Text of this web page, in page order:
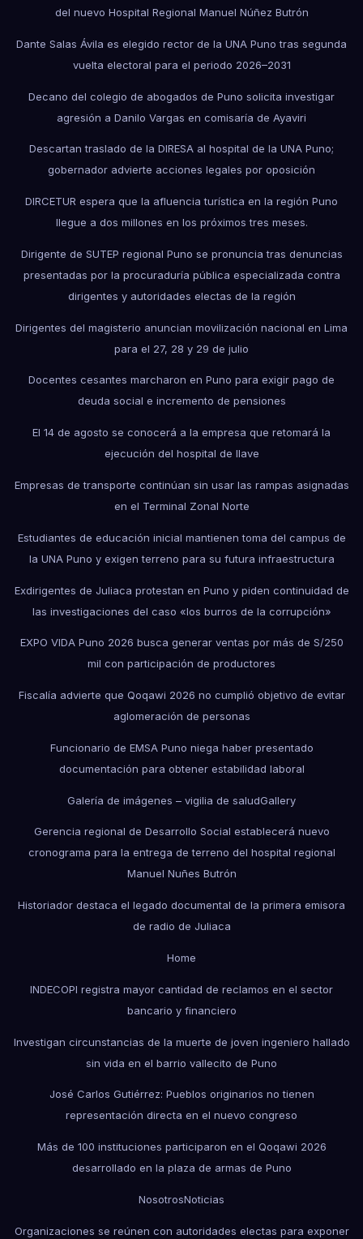
del nuevo Hospital Regional Manuel Núñez Butrón
Dante Salas Ávila es elegido rector de la UNA Puno tras segunda
vuelta electoral para el periodo 2026–2031
Decano del colegio de abogados de Puno solicita investigar
agresión a Danilo Vargas en comisaría de Ayaviri
Descartan traslado de la DIRESA al hospital de la UNA Puno;
gobernador advierte acciones legales por oposición
DIRCETUR espera que la afluencia turística en la región Puno
llegue a dos millones en los próximos tres meses.
Dirigente de SUTEP regional Puno se pronuncia tras denuncias
presentadas por la procuraduría pública especializada contra
dirigentes y autoridades electas de la región
Dirigentes del magisterio anuncian movilización nacional en Lima
para el 27, 28 y 29 de julio
Docentes cesantes marcharon en Puno para exigir pago de
deuda social e incremento de pensiones
El 14 de agosto se conocerá a la empresa que retomará la
ejecución del hospital de Ilave
Empresas de transporte continúan sin usar las rampas asignadas
en el Terminal Zonal Norte
Estudiantes de educación inicial mantienen toma del campus de
la UNA Puno y exigen terreno para su futura infraestructura
Exdirigentes de Juliaca protestan en Puno y piden continuidad de
las investigaciones del caso «los burros de la corrupción»
EXPO VIDA Puno 2026 busca generar ventas por más de S/250
mil con participación de productores
Fiscalía advierte que Qoqawi 2026 no cumplió objetivo de evitar
aglomeración de personas
Funcionario de EMSA Puno niega haber presentado
documentación para obtener estabilidad laboral
Galería de imágenes – vigilia de saludGallery
Gerencia regional de Desarrollo Social establecerá nuevo
cronograma para la entrega de terreno del hospital regional
Manuel Nuñes Butrón
Historiador destaca el legado documental de la primera emisora
de radio de Juliaca
Home
INDECOPI registra mayor cantidad de reclamos en el sector
bancario y financiero
Investigan circunstancias de la muerte de joven ingeniero hallado
sin vida en el barrio vallecito de Puno
José Carlos Gutiérrez: Pueblos originarios no tienen
representación directa en el nuevo congreso
Más de 100 instituciones participaron en el Qoqawi 2026
desarrollado en la plaza de armas de Puno
NosotrosNoticias
Organizaciones se reúnen con autoridades electas para exponer